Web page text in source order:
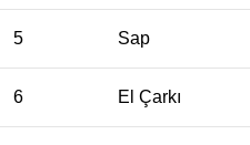
5 Sap
6 El Çarkı